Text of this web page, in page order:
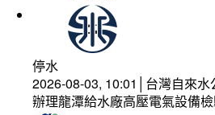
停水
2026-08-03, 10:01│台灣自來水
辦理龍潭給水廠高壓電氣設備